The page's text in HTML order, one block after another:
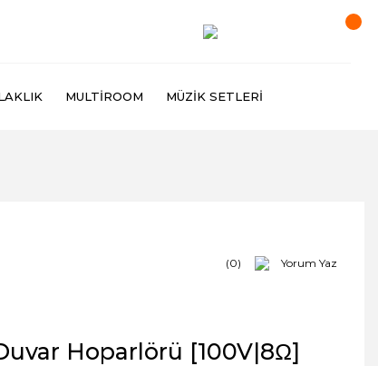
MULTIROOM MÜZIK SETLERI
(0) Yorum Yaz
Hoparlörü [100V|8Ω]